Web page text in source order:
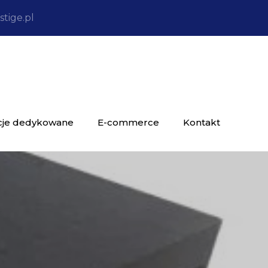
dedykowane E-commerce Kontakt